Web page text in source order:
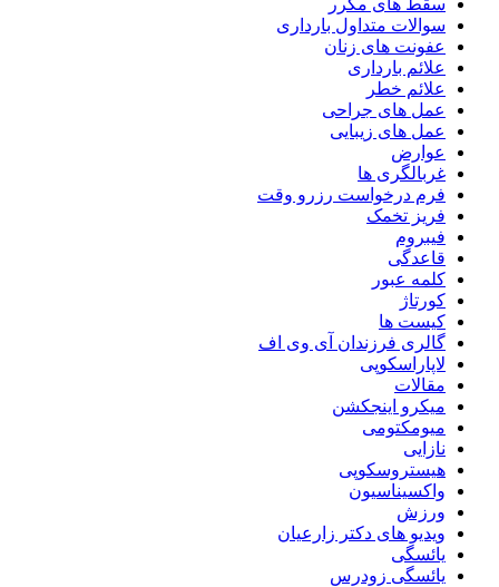
سقط های مکرر
سوالات متداول بارداری
عفونت های زنان
علائم بارداری
علائم خطر
عمل های جراحی
عمل های زیبایی
عوارض
غربالگری ها
فرم درخواست رزرو وقت
فریز تخمک
فیبروم
قاعدگی
کلمه عبور
کورتاژ
کیست ها
گالری فرزندان آی وی اف
لاپاراسکوپی
مقالات
میکرو اینجکشن
میومکتومی
نازایی
هیستروسکوپی
واکسیناسیون
ورزش
ویدیو های دکتر زارعیان
یائسگی
یائسگی زودرس